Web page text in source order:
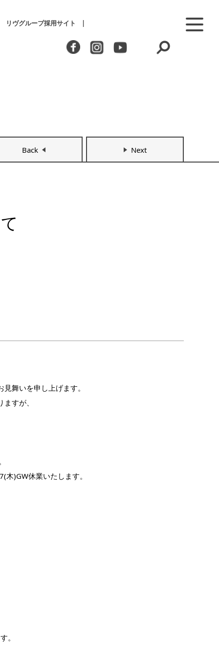
リヴグループ採用サイト
Back Next
舞いを申し上げます。
すが、
)GW休業いたします。
。